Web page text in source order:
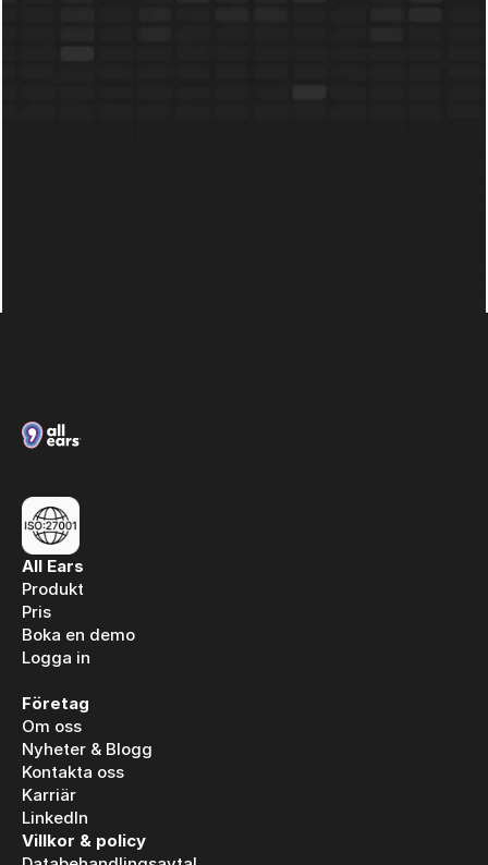
All Ears
Produkt
Pris
Boka en demo
Logga in
Företag
Om oss
Nyheter & Blogg
Kontakta oss
Karriär
LinkedIn
Villkor & policy